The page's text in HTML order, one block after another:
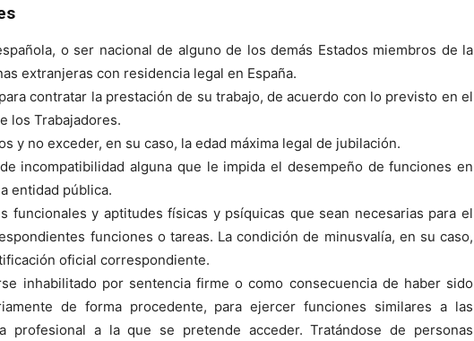
o ser nacional de alguno de los demás Estados miembros de la
extranjeras con residencia legal en España.
contratar la prestación de su trabajo, de acuerdo con lo previsto en el
los Trabajadores.
y no exceder, en su caso, la edad máxima legal de jubilación.
incompatibilidad alguna que le impida el desempeño de funciones en
entidad pública.
funcionales y aptitudes físicas y psíquicas que sean necesarias para el
funciones o tareas. La condición de minusvalía, en su caso,
oficial correspondiente.
inhabilitado por sentencia firme o como consecuencia de haber sido
de forma procedente, para ejercer funciones similares a las
profesional a la que se pretende acceder. Tratándose de personas